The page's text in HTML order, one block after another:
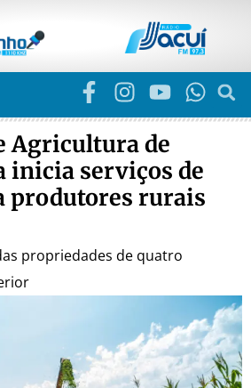
Agricultura de
inicia serviços de
produtores rurais
propriedades de quatro